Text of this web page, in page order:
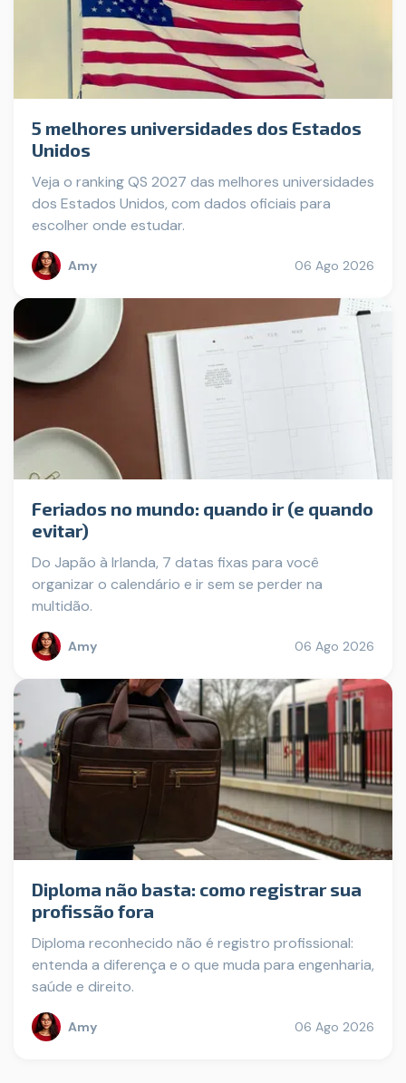
5 melhores universidades dos Estados
Unidos
Veja o ranking QS 2027 das melhores universidades
dos Estados Unidos, com dados oficiais para
escolher onde estudar.
Amy 06 Ago 2026
Feriados no mundo: quando ir (e quando
evitar)
Do Japão à Irlanda, 7 datas fixas para você
organizar o calendário e ir sem se perder na
multidão.
Amy 06 Ago 2026
Diploma não basta: como registrar sua
profissão fora
Diploma reconhecido não é registro profissional:
entenda a diferença e o que muda para engenharia,
saúde e direito.
Amy 06 Ago 2026